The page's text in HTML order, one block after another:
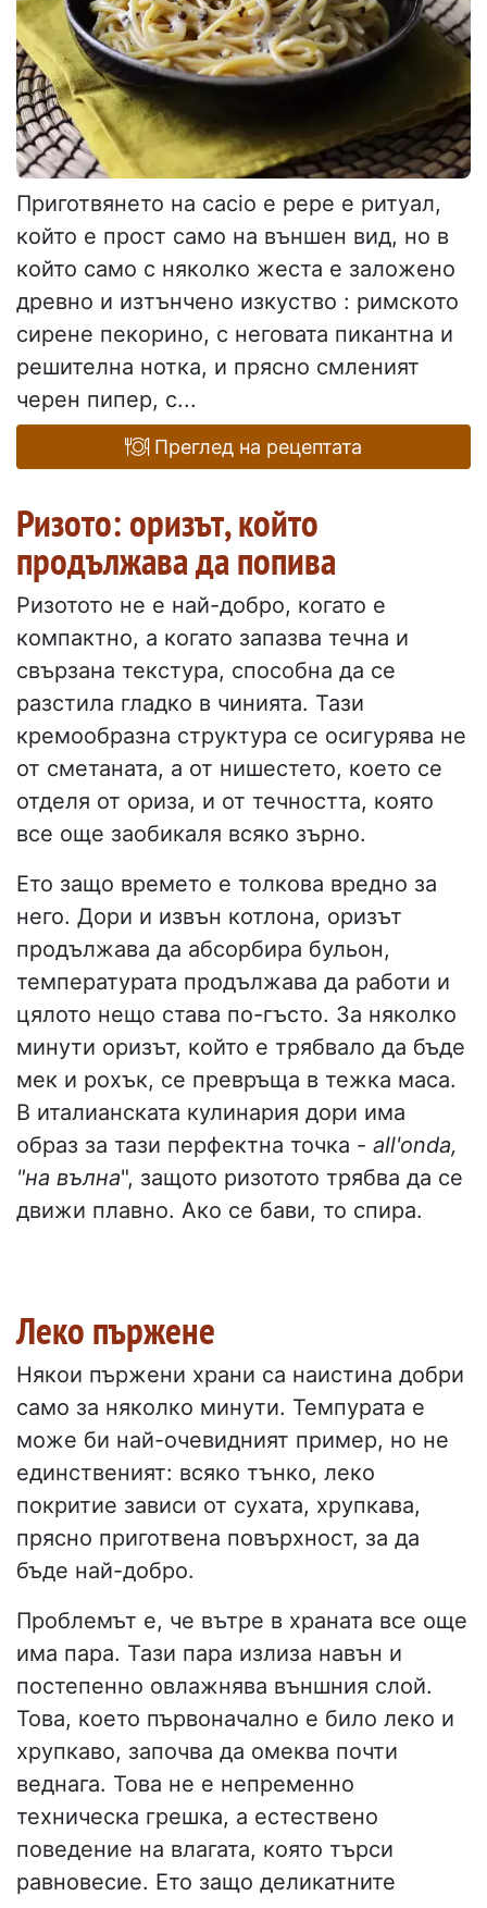
Приготвянето на cacio e pepe е ритуал,
който е прост само на външен вид, но в
който само с няколко жеста е заложено
древно и изтънчено изкуство : римското
сирене пекорино, с неговата пикантна и
решителна нотка, и прясно смленият
черен пипер, с...
Преглед на рецептата
Ризото: оризът, който
продължава да попива
Ризотото не е най-добро, когато е
компактно, а когато запазва течна и
свързана текстура, способна да се
разстила гладко в чинията. Тази
кремообразна структура се осигурява не
от сметаната, а от нишестето, което се
отделя от ориза, и от течността, която
все още заобикаля всяко зърно.
Ето защо времето е толкова вредно за
него. Дори и извън котлона, оризът
продължава да абсорбира бульон,
температурата продължава да работи и
цялото нещо става по-гъсто. За няколко
минути оризът, който е трябвало да бъде
мек и рохък, се превръща в тежка маса.
В италианската кулинария дори има
образ за тази перфектна точка - all'onda,
"на вълна", защото ризотото трябва да се
движи плавно. Ако се бави, то спира.
Леко пържене
Някои пържени храни са наистина добри
само за няколко минути. Темпурата е
може би най-очевидният пример, но не
единственият: всяко тънко, леко
покритие зависи от сухата, хрупкава,
прясно приготвена повърхност, за да
бъде най-добро.
Проблемът е, че вътре в храната все още
има пара. Тази пара излиза навън и
постепенно овлажнява външния слой.
Това, което първоначално е било леко и
хрупкаво, започва да омеква почти
веднага. Това не е непременно
техническа грешка, а естествено
поведение на влагата, която търси
равновесие. Ето защо деликатните